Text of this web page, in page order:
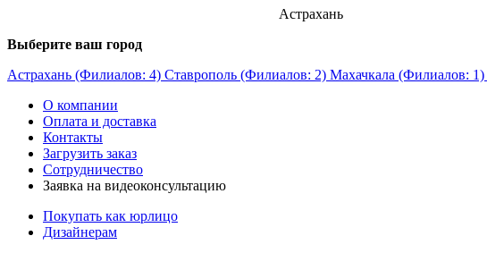
Астрахань
Выберите ваш город
Астрахань (Филиалов: 4) Ставрополь (Филиалов: 2) Махачкала (Филиалов: 1)
О компании
Оплата и доставка
Контакты
Загрузить заказ
Сотрудничество
Заявка на видеоконсультацию
Покупать как юрлицо
Дизайнерам